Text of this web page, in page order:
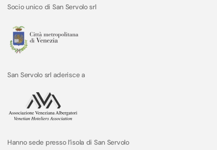
Socio unico di San Servolo srl
San Servolo srl aderisce a
Hanno sede presso l’isola di San Servolo